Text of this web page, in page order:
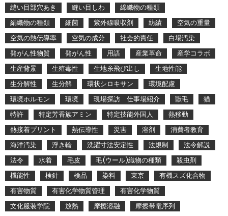
縫い目部穴あき
縫い目しわ
綿織物の種類
絹織物の種類
細菌 紫外線吸収剤 紡績
空気の重量
空気の熱伝導率
空気の成分 社会的責任
白場汚染
発がん性物質
発がん性 用語 産業革命
産学コラボ
生産背景
生殖毒性 生地糸飛び出し
生地性能
生分解性
生分解 環状シロキサン
環境配慮
環境ホルモン
環境 現場探訪 仕事場紹介 獣毛
猫
特許
特定芳香族アミン 特定技能外国人
熱移動
熱接着プリント
熱伝導性 災害 溶剤
消費者教育
海洋汚染
浮き輪 洗濯寸法安定性 法規制
法令解説
法令
水着 毛皮 毛(ウール)織物の種類
殺虫剤
機能性
検針 検品 染料 東京
有機スズ化合物
有害物質
有害化学物質管理
有害化学物質
文化服装学院
放熱 摩擦溶融
摩擦帯電序列